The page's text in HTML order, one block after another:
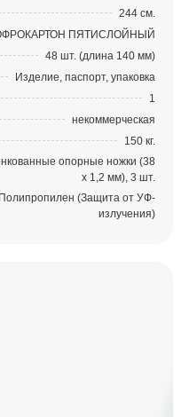
244 см.
ПЯТИСЛОЙНЫЙ
48 шт. (длина 140 мм)
Изделие, паспорт, упаковка
1
некоммерческая
150 кг.
опорные ножки (38
х 1,2 мм), 3 шт.
Полипропилен (Защита от УФ-
излучения)